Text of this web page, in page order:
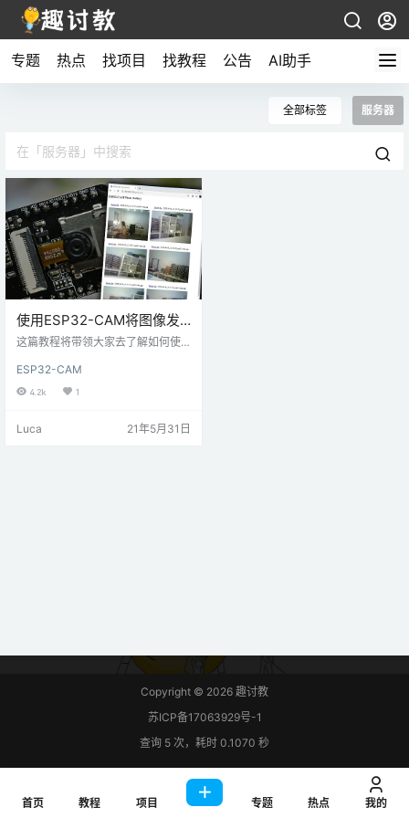
专题 热点 找项目 找教程 公告 AI助手
全部标签 服务器
使用ESP32-CAM将图像发
布到本地或云服务器-
这篇教程将带领大家去了解如何使
发出 HTTP POST 请求，以将照片
发送到服务器。我们将展示如何将 J
云服务器（您可以从任何地方访
ESP32-CAM
4.2k 1
Luca 21年5月31日
Copyright © 2026 趣讨教
苏ICP备17063929号-1
查询 5 次，耗时 0.1070 秒
首页 教程 项目 专题 热点 我的